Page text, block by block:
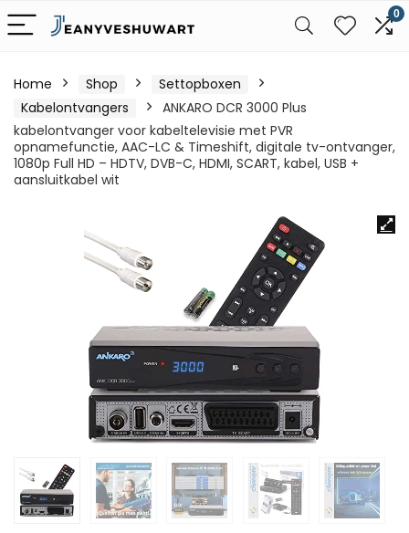
0
Home Shop
Settopboxen
Kabelontvangers
ANKARO DCR 3000 Plus
kabelontvanger voor kabeltelevisie met PVR
opnamefunctie, AAC-LC & Timeshift, digitale tv-ontvanger,
1080p Full HD – HDTV, DVB-C, HDMI, SCART, kabel, USB +
aansluitkabel wit